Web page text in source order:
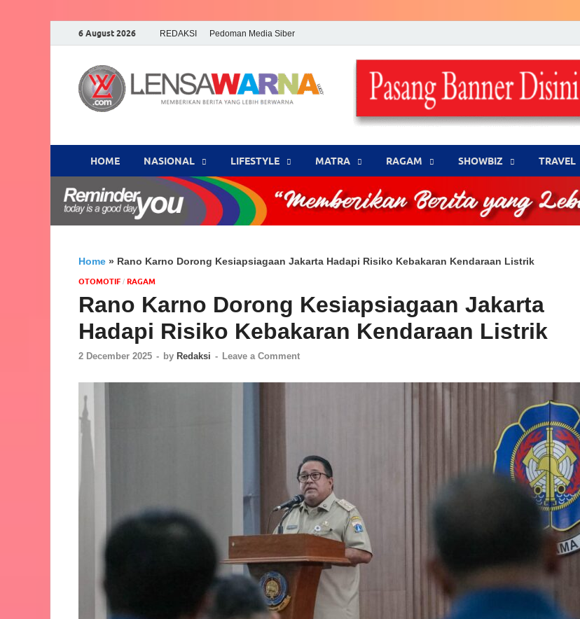
6 August 2026 REDAKSI Pedoman Media Siber
LENSA WARNA .com
Memberikan Berita yang Lebih Berwarna
HOME NASIONAL ‎LIFESTYLE MATRA ‎RAGAM ‎SHOWBIZ ‎TRAVEL
Home » Rano Karno Dorong Kesiapsiagaan Jakarta Hadapi Risiko Kebakaran Kendaraan Listrik
OTOMOTIF / ‎RAGAM
Rano Karno Dorong Kesiapsiagaan Jakarta
Hadapi Risiko Kebakaran Kendaraan Listrik
2 December 2025 - by Redaksi - Leave a Comment